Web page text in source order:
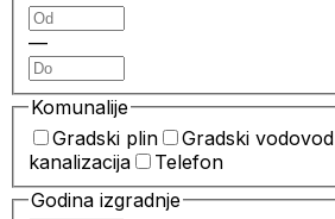
—
Komunalije
Gradski plin
Gradski vodovod
kanalizacija
Telefon
Godina izgradnje